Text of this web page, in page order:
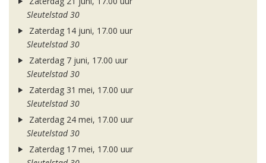
Sleutelstad 30
Zaterdag 14 juni, 17.00 uur
Sleutelstad 30
Zaterdag 7 juni, 17.00 uur
Sleutelstad 30
Zaterdag 31 mei, 17.00 uur
Sleutelstad 30
Zaterdag 24 mei, 17.00 uur
Sleutelstad 30
Zaterdag 17 mei, 17.00 uur